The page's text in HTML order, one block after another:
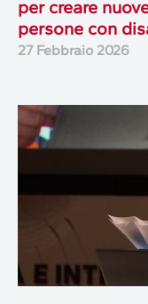
per creare
persone con
27 Febbraio 2026